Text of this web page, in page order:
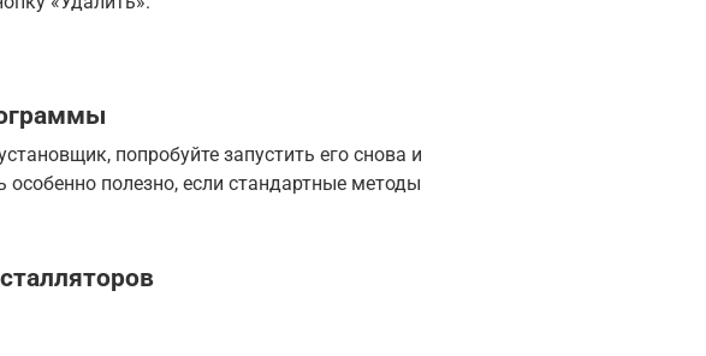
попробуйте запустить его снова и
полезно, если стандартные методы